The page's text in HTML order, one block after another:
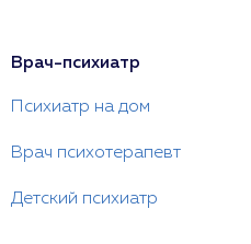
Врач-психиатр
Психиатр на дом
Врач психотерапевт
Детский психиатр